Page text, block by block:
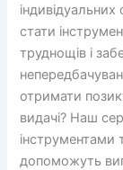
стати
труднощів і
отримати
видачі? Наш
інструментами
допоможуть